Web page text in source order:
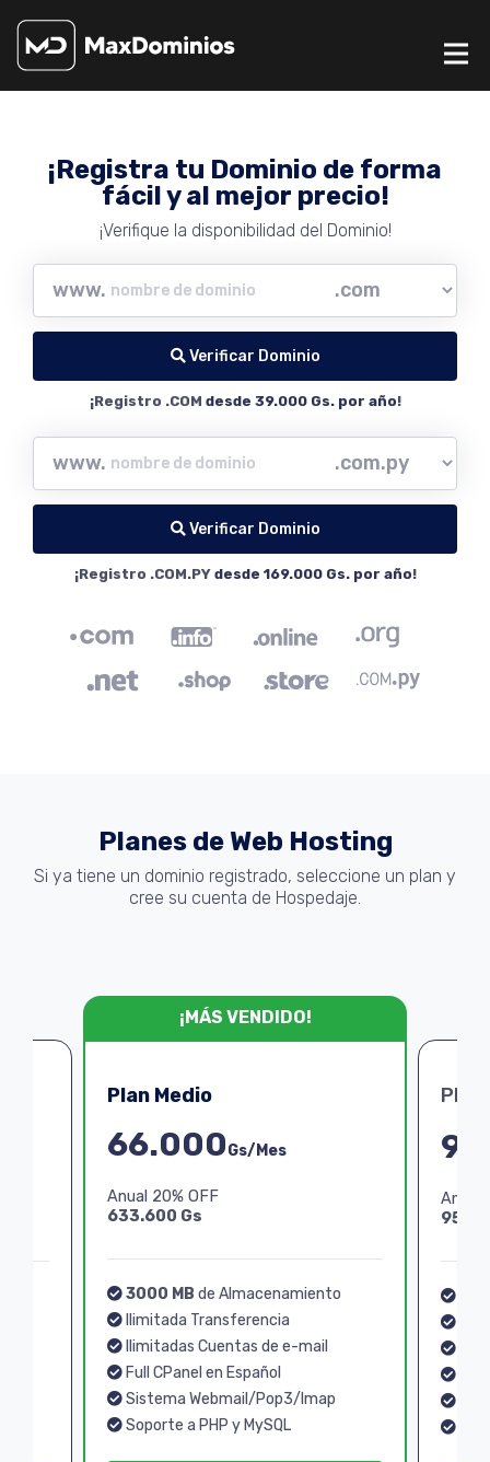
¡Registra tu Dominio de forma
fácil y al mejor precio!
¡Verifique la disponibilidad del Dominio!
www.
Verificar Dominio
¡Registro .COM desde 39.000 Gs. por año!
www.
Verificar Dominio
¡Registro .COM.PY desde 169.000 Gs. por año!
Planes de Web Hosting
Si ya tiene un dominio registrado, seleccione un plan y
cree su cuenta de Hospedaje.
¡MÁS VENDIDO!
Plan Medio
66.000Gs/Mes
Anual 20% OFF
633.600 Gs
3000 MB de Almacenamiento
Ilimitada Transferencia
Ilimitadas Cuentas de e-mail
Full CPanel en Español
Sistema Webmail/Pop3/Imap
Soporte a PHP y MySQL
Plan
Anual